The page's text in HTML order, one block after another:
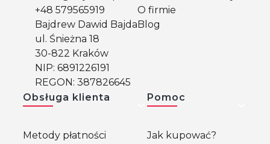
+48 579565919
Bajdrew Dawid Bajda
ul. Śnieżna 18
30-822 Kraków
NIP: 6891226191
REGON: 387826645
O firmie
Blog
Obsługa klienta
Metody płatności
Pomoc
Jak kupować?